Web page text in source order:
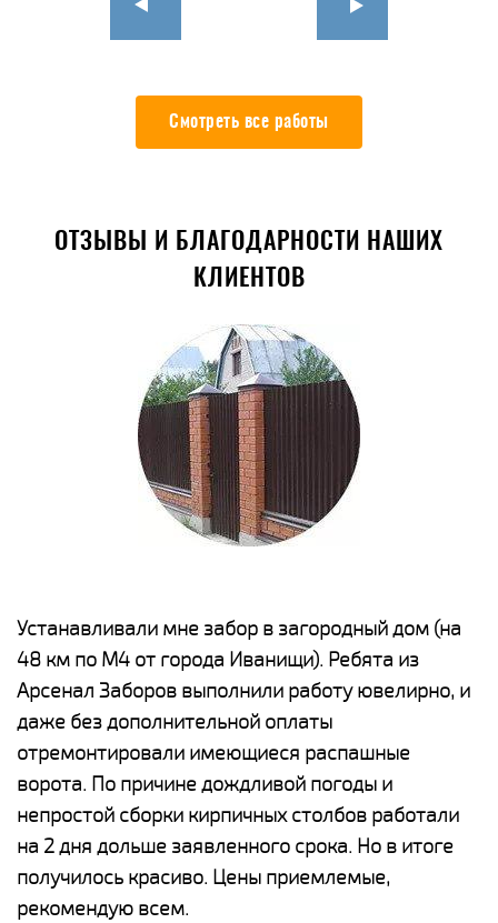
Смотреть все работы
ОТЗЫВЫ И БЛАГОДАРНОСТИ НАШИХ
КЛИЕНТОВ
Устанавливали мне забор в загородный дом (на
48 км по М4 от города Иванищи). Ребята из
Арсенал Заборов выполнили работу ювелирно, и
даже без дополнительной оплаты
отремонтировали имеющиеся распашные
ворота. По причине дождливой погоды и
непростой сборки кирпичных столбов работали
на 2 дня дольше заявленного срока. Но в итоге
получилось красиво. Цены приемлемые,
рекомендую всем.